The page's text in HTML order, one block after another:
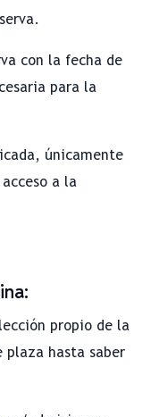
con la fecha de
para la
únicamente
a la
propio de la
plaza hasta saber